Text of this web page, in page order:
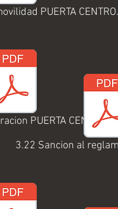
PUERTA
PUERTA
3.22 Sancion al